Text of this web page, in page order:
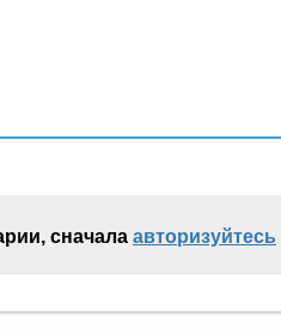
сначала авторизуйтесь